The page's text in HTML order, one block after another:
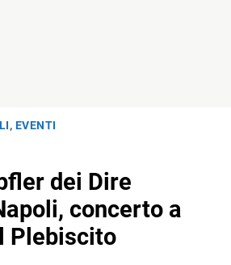
, EVENTI
dei Dire
concerto a
Plebiscito